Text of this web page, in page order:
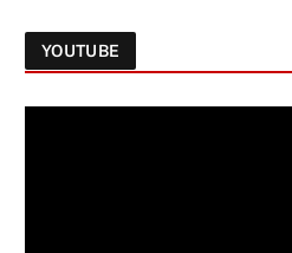
YOUTUBE